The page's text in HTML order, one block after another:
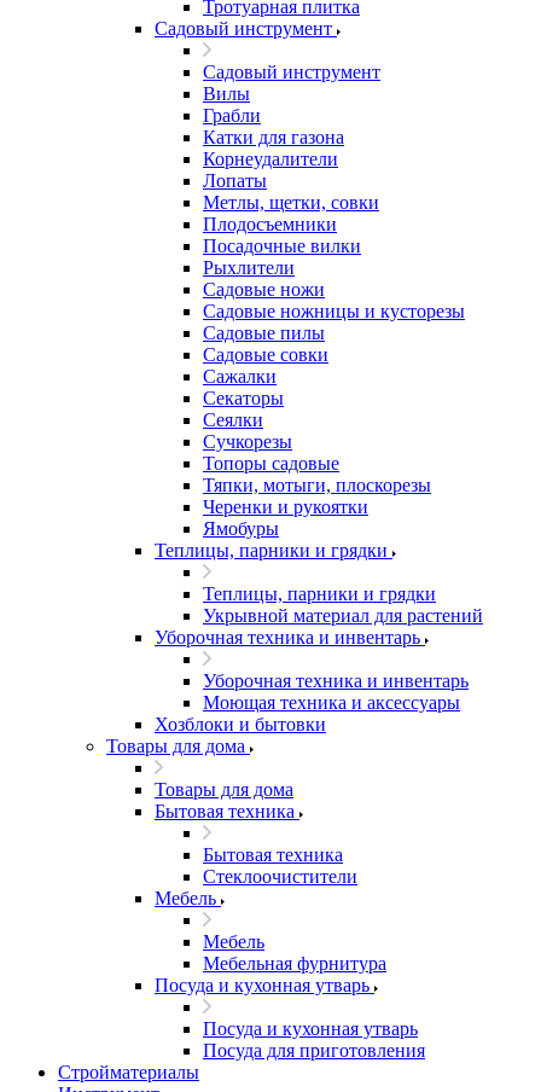
Тротуарная плитка
Садовый инструмент
Садовый инструмент
Вилы
Грабли
Катки для газона
Корнеудалители
Лопаты
Метлы, щетки, совки
Плодосъемники
Посадочные вилки
Рыхлители
Садовые ножи
Садовые ножницы и кусторезы
Садовые пилы
Садовые совки
Сажалки
Секаторы
Сеялки
Сучкорезы
Топоры садовые
Тяпки, мотыги, плоскорезы
Черенки и рукоятки
Ямобуры
Теплицы, парники и грядки
Теплицы, парники и грядки
Укрывной материал для растений
Уборочная техника и инвентарь
Уборочная техника и инвентарь
Моющая техника и аксессуары
Хозблоки и бытовки
Товары для дома
Товары для дома
Бытовая техника
Бытовая техника
Стеклоочистители
Мебель
Мебель
Мебельная фурнитура
Посуда и кухонная утварь
Посуда и кухонная утварь
Посуда для приготовления
Стройматериалы